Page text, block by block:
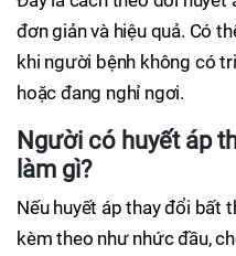
đơn giản và hiệu quả. Có
khi người bệnh không có
hoặc đang nghỉ ngơi.
Người có huyết áp
làm gì?
Nếu huyết áp thay đổi bất
kèm theo như nhức đầu,